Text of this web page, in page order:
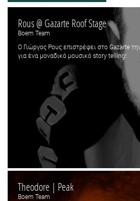
Rous @ Gazarte Roof Stage
Boem Team
Ο Γιώργος Ρους επιστρέφει στο Gazarte
για ένα μοναδικό μουσικό story telling!
Theodore | Peak
Boem Team